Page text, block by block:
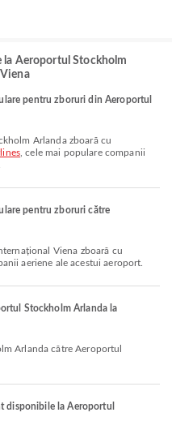
la Aeroportul Stockholm
pentru zboruri din Aeroportul
Arlanda zboară cu
, cele mai populare companii
pentru zboruri către
Viena zboară cu
aeriene ale acestui aeroport.
Stockholm Arlanda la
disponibile la Aeroportul